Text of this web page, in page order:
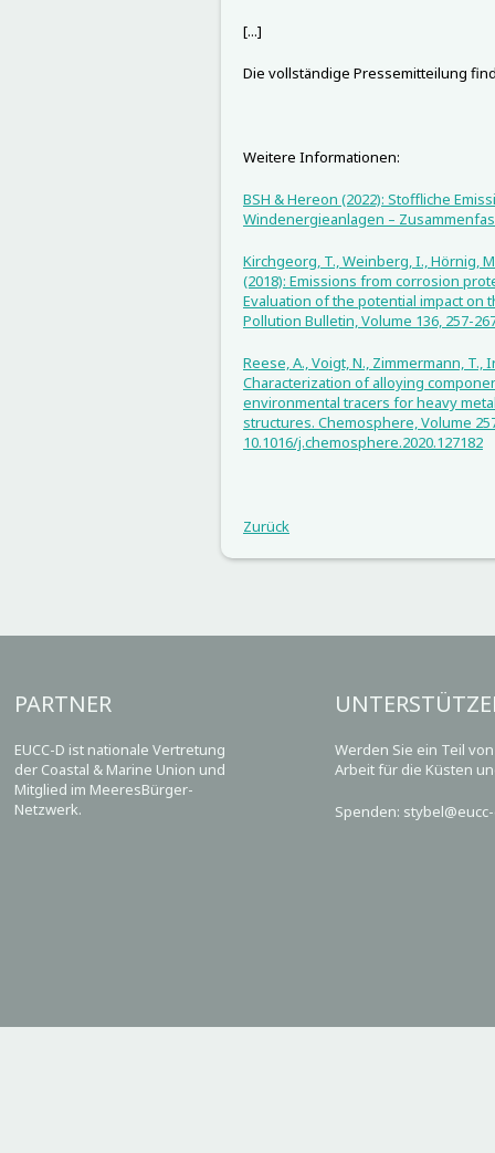
[...]
Die vollständige Pressemitteilung
Weitere Informationen:
BSH & Hereon (2022): Stoffliche
Windenergieanlagen –
Kirchgeorg, T., Weinberg, I., Hörnig,
(2018): Emissions from corrosion
Evaluation of the potential impact on
Pollution Bulletin, Volume 136, 257-
Reese, A., Voigt, N., Zimmermann, T.,
Characterization of alloying
environmental tracers for heavy
structures. Chemosphere, Volume
10.1016/j.chemosphere.2020.127182
Zurück
PARTNER
EUCC-D ist nationale Vertretung
der Coastal & Marine Union und
Mitglied im MeeresBürger-
Netzwerk.
Werden Sie ein Teil
Arbeit für die Küsten
Spenden: